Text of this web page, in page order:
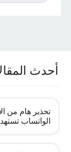
أحدث
تحذير هام من
الواتساب